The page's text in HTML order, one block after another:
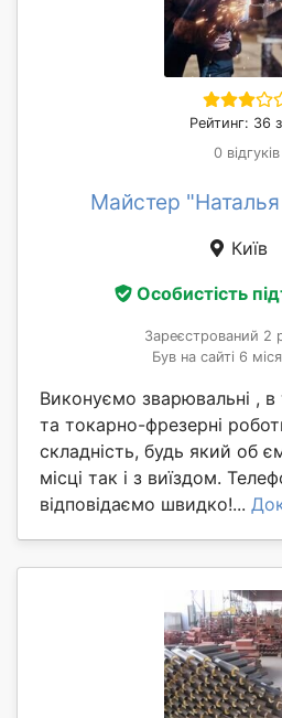
Рейтинг: 36
0 відгуків
Майстер
Київ
Особистість
Зареєстрований 2
Був на сайті 6
Виконуємо зварювальні , в
та токарно-фрезерні
складність, будь який об
місці так і з виїздом.
відповідаємо швидко!...